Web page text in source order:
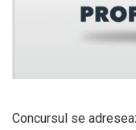
Concursul se